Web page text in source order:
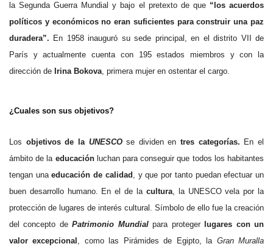
la Segunda Guerra Mundial y bajo el pretexto de que “los acuerdos
políticos y económicos no eran suficientes para construir una paz
duradera”. En 1958 inauguró su sede principal, en el distrito VII de
París y actualmente cuenta con 195 estados miembros y con la
dirección de Irina Bokova, primera mujer en ostentar el cargo.
¿Cuales son sus objetivos?
Los objetivos de la UNESCOse dividen entres categorías. En el
ámbito de la educaciónluchan para conseguir que todos los habitantes
tengan unaeducación de calidad , y que por tanto puedan efectuar un
buen desarrollo humano. En el de la cultura, la UNESCO vela por la
protección de lugares de interés cultural. Símbolo de ello fue la creación
del concepto dePatrimonio Mundialpara proteger
lugares con un
valor excepcional , como las Pirámides de Egipto, la Gran Muralla